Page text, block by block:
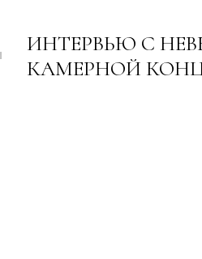
ИНТЕРВЬЮ С
КАМЕРНОЙ